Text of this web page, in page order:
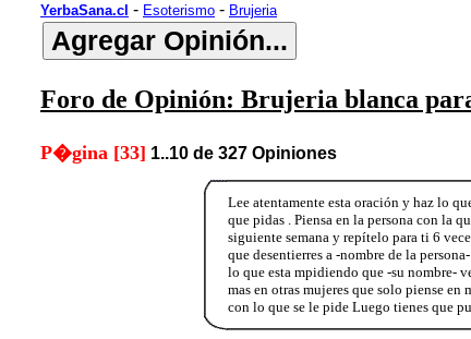
YerbaSana.cl - Esoterismo - Brujeria
Foro de Opinión: Brujeria blanca
P�gina [33] 1..10 de 327 Opiniones
Lee atentamente esta oración y haz lo
que pidas . Piensa en la persona con la
siguiente semana y repítelo para ti 6
que desentierres a -nombre de la
lo que esta mpidiendo que -su nombre-
mas en otras mujeres que solo piense
con lo que se le pide Luego tienes que